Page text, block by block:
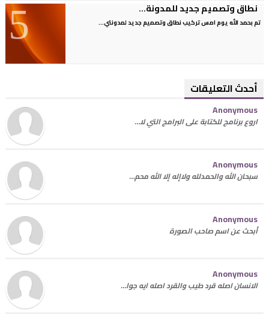
نطاق وتصميم جديد للمدونة...
تم بحمد الله يوم امس تركيب نطاق وتصميم جديد لمدونتي...
أحدث التعليقات
Anonymous
اروع برنامج للكتابة على البرامج التي لا…
Anonymous
سبحان الله والحمدلله ولاإله إلا الله محم…
Anonymous
أبحث عن اسم صاحب الصورة
Anonymous
الانسان اصله قرد طيب والقرد اصله ايه جوا…